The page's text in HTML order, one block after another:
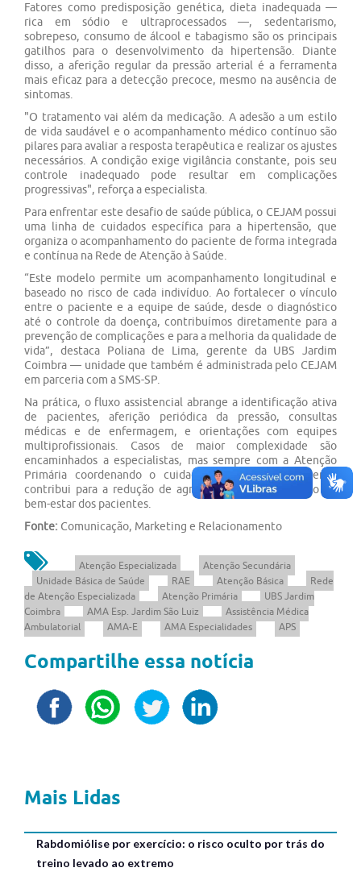
Fatores como predisposição genética, dieta inadequada —
rica em sódio e ultraprocessados —, sedentarismo,
sobrepeso, consumo de álcool e tabagismo são os principais
gatilhos para o desenvolvimento da hipertensão. Diante
disso, a aferição regular da pressão arterial é a ferramenta
mais eficaz para a detecção precoce, mesmo na ausência de
sintomas.
"O tratamento vai além da medicação. A adesão a um estilo
de vida saudável e o acompanhamento médico contínuo são
pilares para avaliar a resposta terapêutica e realizar os ajustes
necessários. A condição exige vigilância constante, pois seu
controle inadequado pode resultar em complicações
progressivas", reforça a especialista.
Para enfrentar este desafio de saúde pública, o CEJAM possui
uma linha de cuidados específica para a hipertensão, que
organiza o acompanhamento do paciente de forma integrada
e contínua na Rede de Atenção à Saúde.
“Este modelo permite um acompanhamento longitudinal e
baseado no risco de cada indivíduo. Ao fortalecer o vínculo
entre o paciente e a equipe de saúde, desde o diagnóstico
até o controle da doença, contribuímos diretamente para a
prevenção de complicações e para a melhoria da qualidade de
vida”, destaca Poliana de Lima, gerente da UBS Jardim
Coimbra — unidade que também é administrada pelo CEJAM
em parceria com a SMS-SP.
Na prática, o fluxo assistencial abrange a identificação ativa
de pacientes, aferição periódica da pressão, consultas
médicas e de enfermagem, e orientações com equipes
multiprofissionais. Casos de maior complexidade são
encaminhados a especialistas, mas sempre com a Atenção
Primária coordenando o cuidado. Esse acompanhamento
contribui para a redução de agravos e para a promoção do
bem-estar dos pacientes.
Fonte: Comunicação, Marketing e Relacionamento
Atenção Especializada
Atenção Secundária
Unidade Básica de Saúde
RAE Atenção Básica
Rede
de Atenção Especializada
Atenção Primária
UBS Jardim
Coimbra
AMA Esp. Jardim São Luiz
Assistência Médica
Ambulatorial
AMA-E AMA Especialidades APS
Compartilhe essa notícia
Mais Lidas
Rabdomiólise por exercício: o risco oculto por trás do
treino levado ao extremo